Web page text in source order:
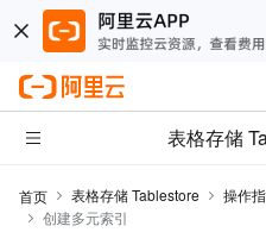
表格存储
首页 表格存储 Tablestore 操作
创建多元索引